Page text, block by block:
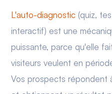
L'auto-diagnostic (quiz,
interactif) est une
puissante, parce qu'elle
visiteurs veulent en
Vos prospects répondent